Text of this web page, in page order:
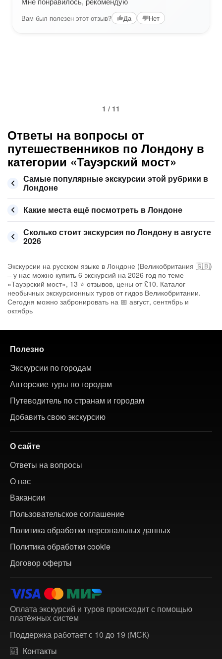
Вам был полезен этот отзыв? Да Нет
1 / 11
Ответы на вопросы от
путешественников по Лондону в
категории «Тауэрский мост»
Самые популярные экскурсии этой рубрики в
Лондоне
Какие места ещё посмотреть в Лондоне
Сколько стоит экскурсия по Лондону в августе
2026
Экскурсии на русском языке в Лондоне (Великобритания 🇬🇧)
– у нас можно купить 6 экскурсий на 2026 год по теме
«Тауэрский мост», 13 ⭐ отзывов, цены от £10. Каталог
необычных экскурсионных туров от гидов Великобритании.
Сегодня можно забронировать на 📅 август, сентябрь и
октябрь
Полезно
Экскурсии по городам
Авторские туры по городам
Путеводитель по странам и городам
Добавить свою экскурсию
О сайте
Ответы на вопросы
О нас
Вакансии
Пользовательское соглашение
Политика обработки персональных данных
Политика обработки cookie
Договор оферты
Оплата экскурсий и туров происходит с помощью
платёжных систем
Поддержка работает с 10 до 19 (МСК)
Контакты